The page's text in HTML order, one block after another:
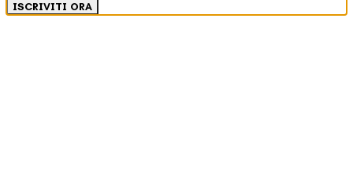
ISCRIVITI ORA